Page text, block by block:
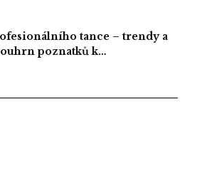
tance – trendy a
poznatků k…